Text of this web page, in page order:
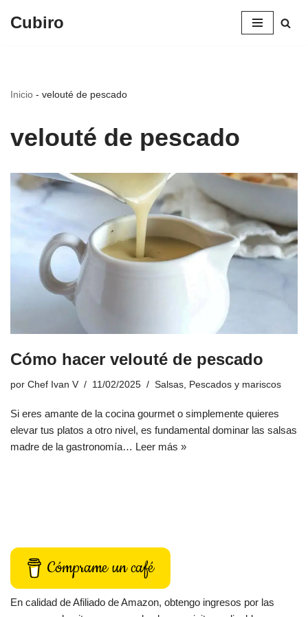
Cubiro
Inicio - velouté de pescado
velouté de pescado
Cómo hacer velouté de pescado
por Chef Ivan V 11/02/2025 Salsas, Pescados y mariscos
Si eres amante de la cocina gourmet o simplemente quieres
elevar tus platos a otro nivel, es fundamental dominar las salsas
madre de la gastronomía… Leer más »
Cómprame un café
En calidad de Afiliado de Amazon, obtengo ingresos por las